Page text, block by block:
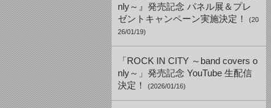
nly～』発売記念 パネル展＆プレ
ゼントキャンペーン実施決定！
(20
26/01/19)
「ROCK IN CITY ～band covers o
nly～」発売記念 YouTube 生配信
決定！
(2026/01/16)